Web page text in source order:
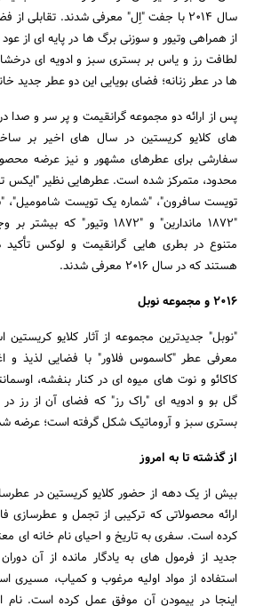
سال 2014 با جفت "اِل" معرفی شدند.
از همراهی وتیور و سوزنی برگ ها در پایه ای از
لطافت رز و یاس بر بستری سبز و ادویه ای
ها در عطر زنانه؛ فضای بویایی این دو عطر جدید
پس از ارائه دو مجموعه گرانقیمت و پر سر و صدا
های کلایو کریستین در سال های اخیر بر
سفارشی برای عطرهای مشهور و نیز عرضه
محدود، متمرکز شده است. عطرهایی نظیر
تویست سافرون"، "شماره یک تویست شامومیل"،
"1872 ماندارین" و "1872 وتیور"
متنوع در بطری هایی گرانقیمت و لوکس تأکید
هستند که در سال 2016 معرفی شدند.
2016 و مجموعه نوبل
معرفی عطر "کاسموس فلاور" با فضایی لذیذ و
کاکائو و نوت های میوه ای در کنار بنفشه،
گل بو و ادویه ای "راک رز" که فضای آن از رز در
بستری سبز و آروماتیک شکل گرفته است؛ عرضه
از گذشته تا به امروز
بیش از یک دهه از حضور کلایو کریستین در
ارائه محصولاتی که ترکیبی از تجمل و عطرسازی
کرده است. سفری به تاریخ و احیای نام خانه ای
جدید از فرمول های به یادگار مانده از آن
استفاده از مواد اولیه مرغوب و کمیاب، مسیری